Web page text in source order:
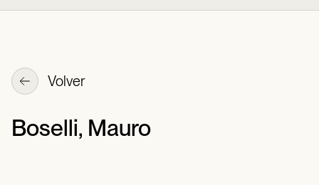
Volver
Boselli, Mauro